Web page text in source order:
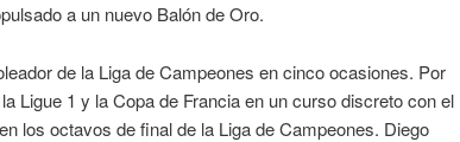
a un nuevo Balón de Oro.
de la Liga de Campeones en cinco ocasiones. Por
Ligue 1 y la Copa de Francia en un curso discreto con el
los octavos de final de la Liga de Campeones. Diego